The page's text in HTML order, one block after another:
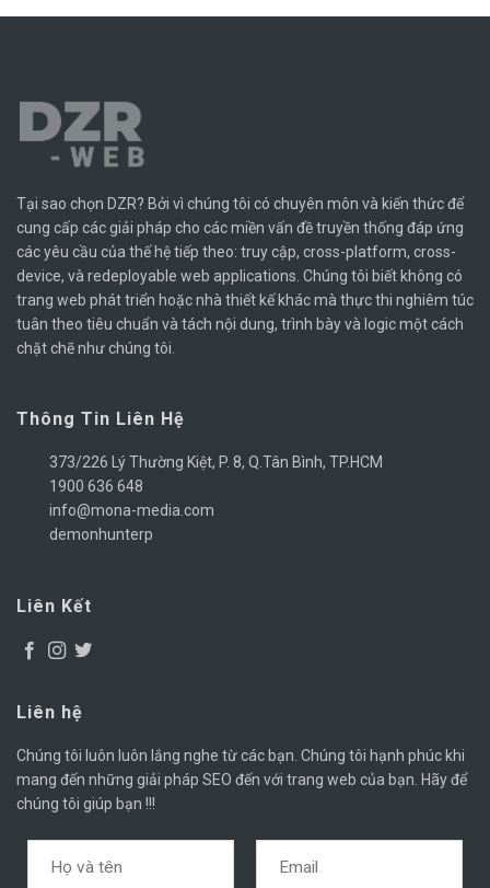
Tại sao chọn DZR? Bởi vì chúng tôi có chuyên môn và kiến ​​thức để
cung cấp các giải pháp cho các miền vấn đề truyền thống đáp ứng
các yêu cầu của thế hệ tiếp theo: truy cập, cross-platform, cross-
device, và redeployable web applications. Chúng tôi biết không có
trang web phát triển hoặc nhà thiết kế khác mà thực thi nghiêm túc
tuân theo tiêu chuẩn và tách nội dung, trình bày và logic một cách
chặt chẽ như chúng tôi.
Thông Tin Liên Hệ
373/226 Lý Thường Kiệt, P. 8, Q.Tân Bình, TP.HCM
1900 636 648
info@mona-media.com
demonhunterp
Liên Kết
Liên hệ
Chúng tôi luôn luôn lắng nghe từ các bạn. Chúng tôi hạnh phúc khi
mang đến những giải pháp SEO đến với trang web của bạn. Hãy để
chúng tôi giúp bạn !!!